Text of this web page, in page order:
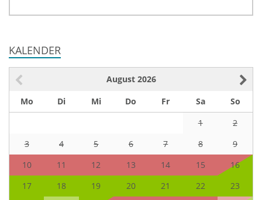
KALENDER
August 2026
Mo
Di Mi Do Fr Sa
So
1
2
3
4 5 6 7 8
9
10
11 12 13 14 15
16
17
18 19 20 21 22
23